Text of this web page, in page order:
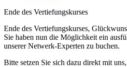
Ende des Vertiefungskurses
Ende des Vertiefungskurses,
Sie haben nun die Möglichkeit ein
unserer Netwerk-Experten zu buchen.
Bitte setzen Sie sich dazu direkt mit